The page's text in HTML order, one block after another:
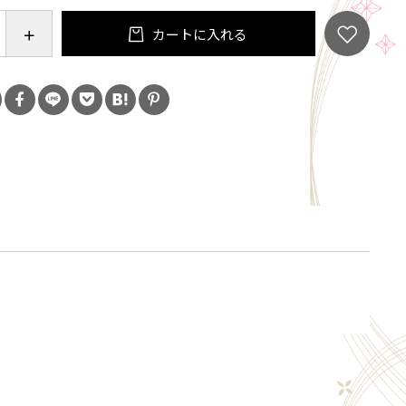
長160cm
レーヨン70%
/ white
/ 60cm(back) 身幅：46cm 肩幅：35cm 袖
カートに入れる